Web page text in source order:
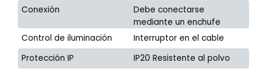
Conexión
Debe conectarse
mediante un enchufe
Control de iluminación
Interruptor en el cable
Protección IP
IP20 Resistente al polvo